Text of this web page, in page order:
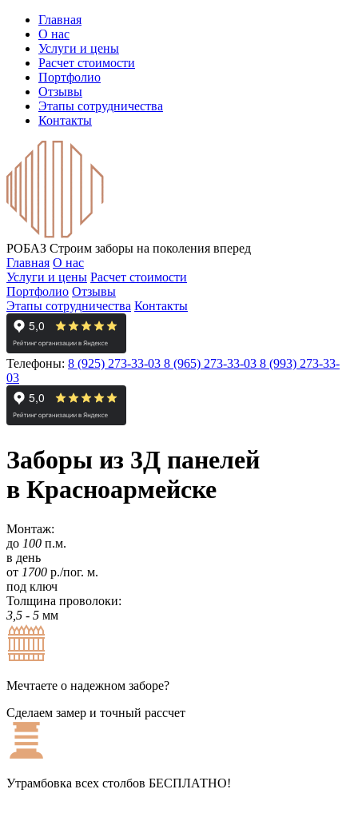
Главная
О нас
Услуги и цены
Расчет стоимости
Портфолио
Отзывы
Этапы сотрудничества
Контакты
РОБАЗ Строим заборы на поколения вперед
Главная О нас
Услуги и цены Расчет стоимости
Портфолио Отзывы
Этапы сотрудничества Контакты
Телефоны: 8 (925) 273-33-03 8 (965) 273-33-03 8 (993) 273-33-
03
Заборы из 3Д панелей
в Красноармейске
Монтаж:
до 100 п.м.
в день
от 1700 р./пог. м.
под ключ
Толщина проволоки:
3,5 - 5 мм
Мечтаете о надежном заборе?
Сделаем замер и точный рассчет
Утрамбовка всех столбов БЕСПЛАТНО!